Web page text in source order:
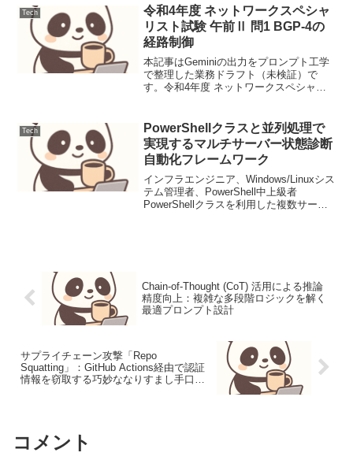
CPUがメモリへアクセスする際の平均的
な時間を算出する...
Tech
令和4年度 ネットワークスペシャ
リスト試験 午前Ⅱ 問1 BGP-4の
経路制御
本記事はGeminiの出力をプロンプト工学
で整理した業務ドラフト（未検証）で
す。令和4年度 ネットワークスペシャリ
問題。ループ回避と最短経路選択のメカ
ニズ...
Tech
PowerShellクラスと並列処理で
実現するマルチサーバー状態診断
自動化フレームワーク
インフラエンジニア、Windows/Linuxシス
テム管理者、PowerShell中上級者
PowerShellクラスを利用した複数サーバ
Chain-of-Thought (CoT) 活用による推論
精度向上：複雑な多段階ロジックを解く
最適プロンプト設計
サプライチェーン攻撃「Repo
Squatting」：GitHub Actions経由で認証
情報を窃取する巧妙ななりすまし手口と
コメント